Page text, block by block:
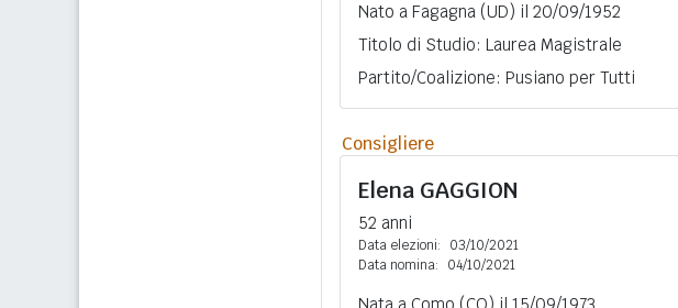
Nato a Fagagna (UD) il 20/09/1952
Titolo di Studio: Laurea Magistrale
Partito/Coalizione: Pusiano per Tutti
Consigliere
Elena GAGGION
52 anni
Data elezioni:
03/10/2021
Data nomina:
04/10/2021